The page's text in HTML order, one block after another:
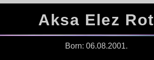
Aksa Elez Rot
Born: 06.08.2001.